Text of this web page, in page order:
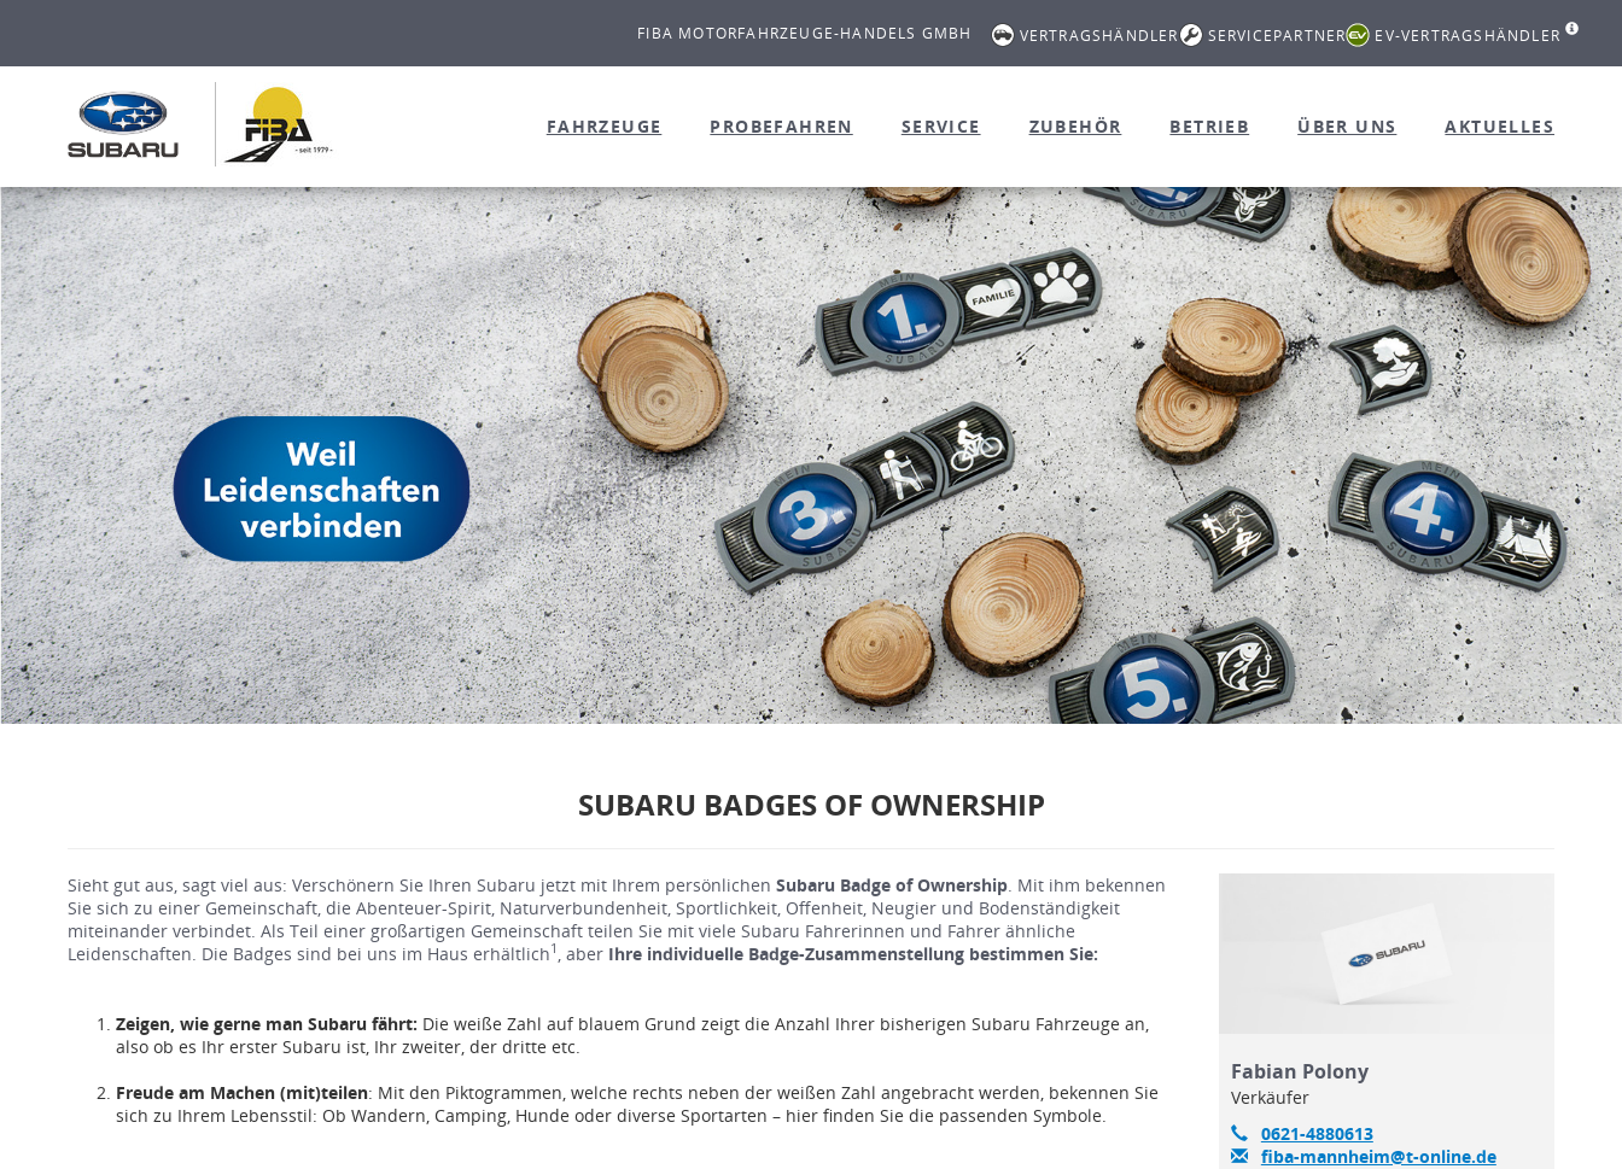
FIBA MOTORFAHRZEUGE-HANDELS GMBH VERTRAGSHÄNDLER SERVICEPARTNER EV-VERTRAGSHÄNDLER
FAHRZEUGE PROBEFAHREN SERVICE ZUBEHÖR BETRIEB ÜBER UNS AKTUELLES
SUBARU BADGES OF OWNERSHIP
Sieht gut aus, sagt viel aus: Verschönern Sie Ihren Subaru jetzt mit Ihrem persönlichen Subaru Badge of Ownership . Mit ihm bekennen
Sie sich zu einer Gemeinschaft, die Abenteuer-Spirit, Naturverbundenheit, Sportlichkeit, Offenheit, Neugier und Bodenständigkeit
miteinander verbindet. Als Teil einer großartigen Gemeinschaft teilen Sie mit viele Subaru Fahrerinnen und Fahrer ähnliche
Leidenschaften. Die Badges sind bei uns im Haus erhältlich1 , aber Ihre individuelle Badge-Zusammenstellung bestimmen Sie:
Zeigen, wie gerne man Subaru fährt: Die weiße Zahl auf blauem Grund zeigt die Anzahl Ihrer bisherigen Subaru Fahrzeuge an,
also ob es Ihr erster Subaru ist, Ihr zweiter, der dritte etc.
Freude am Machen (mit)teilen: Mit den Piktogrammen, welche rechts neben der weißen Zahl angebracht werden, bekennen Sie
sich zu Ihrem Lebensstil: Ob Wandern, Camping, Hunde oder diverse Sportarten – hier finden Sie die passenden Symbole.
Fabian Polony
Verkäufer
0621-4880613
fiba-mannheim@t-online.de